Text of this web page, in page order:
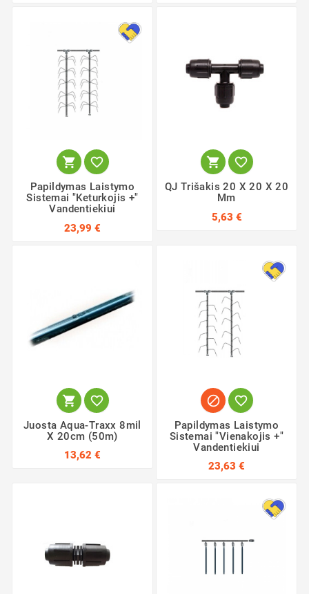
 
Papildymas Laistymo
Sistemai "Keturkojis +"
Vandentiekiui
23,99 €
 
QJ Trišakis 20 X 20 X 20
Mm
5,63 €
 
Juosta Aqua-Traxx 8mil
X 20cm (50m)
13,62 €
 
Papildymas Laistymo
Sistemai "Vienakojis +"
Vandentiekiui
23,63 €